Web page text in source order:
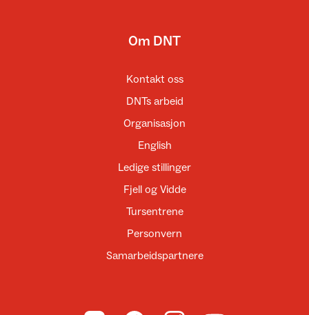
Om DNT
Kontakt oss
DNTs arbeid
Organisasjon
English
Ledige stillinger
Fjell og Vidde
Tursentrene
Personvern
Samarbeidspartnere